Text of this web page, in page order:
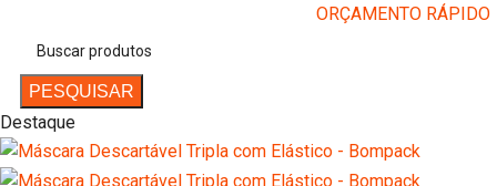
ORÇAMENTO RÁPIDO
PESQUISAR
Destaque